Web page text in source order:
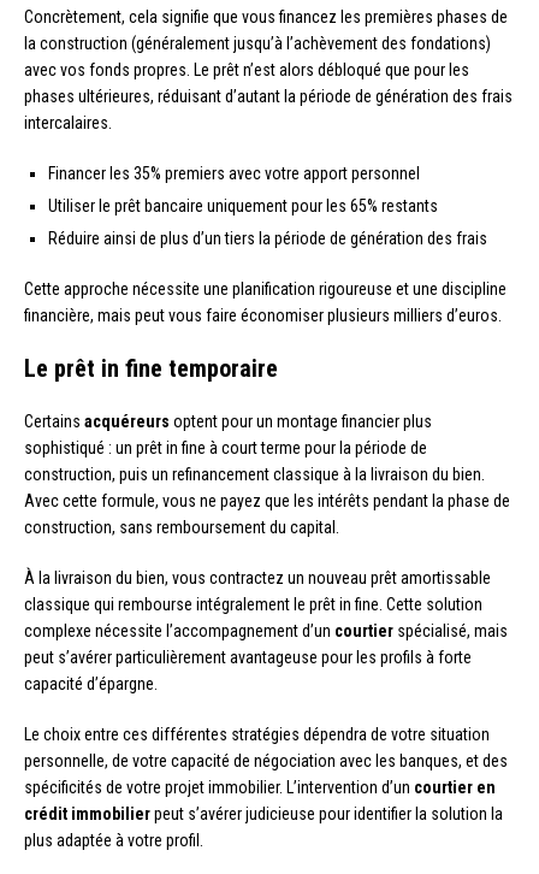
Concrètement, cela signifie que vous financez les premières phases de
la construction (généralement jusqu’à l’achèvement des fondations)
avec vos fonds propres. Le prêt n’est alors débloqué que pour les
phases ultérieures, réduisant d’autant la période de génération des frais
intercalaires.
Financer les 35% premiers avec votre apport personnel
Utiliser le prêt bancaire uniquement pour les 65% restants
Réduire ainsi de plus d’un tiers la période de génération des frais
Cette approche nécessite une planification rigoureuse et une discipline
financière, mais peut vous faire économiser plusieurs milliers d’euros.
Le prêt in fine temporaire
Certains acquéreurs optent pour un montage financier plus
sophistiqué : un prêt in fine à court terme pour la période de
construction, puis un refinancement classique à la livraison du bien.
Avec cette formule, vous ne payez que les intérêts pendant la phase de
construction, sans remboursement du capital.
À la livraison du bien, vous contractez un nouveau prêt amortissable
classique qui rembourse intégralement le prêt in fine. Cette solution
complexe nécessite l’accompagnement d’un courtier spécialisé, mais
peut s’avérer particulièrement avantageuse pour les profils à forte
capacité d’épargne.
Le choix entre ces différentes stratégies dépendra de votre situation
personnelle, de votre capacité de négociation avec les banques, et des
spécificités de votre projet immobilier. L’intervention d’un courtier en
crédit immobilierpeut s’avérer judicieuse pour identifier la solution la
plus adaptée à votre profil.